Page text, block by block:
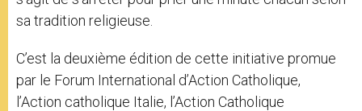
sa tradition religieuse.
C’est la deuxième édition de cette initiative promue
par le Forum International d’Action Catholique,
l’Action catholique Italie, l’Action Catholique